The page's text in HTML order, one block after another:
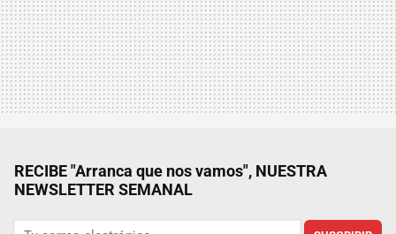
RECIBE "Arranca que nos vamos", NUESTRA
NEWSLETTER SEMANAL